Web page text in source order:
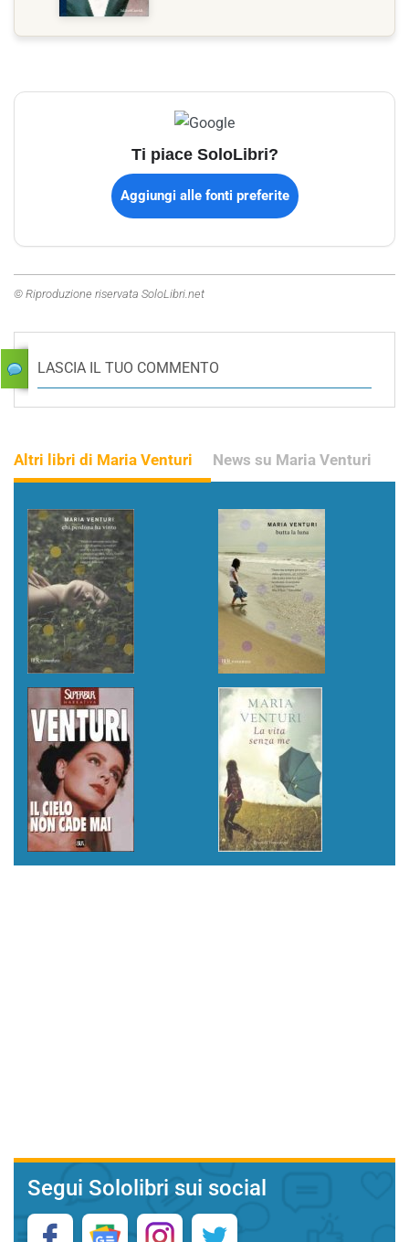
Ti piace SoloLibri?
Aggiungi alle fonti preferite
© Riproduzione riservata SoloLibri.net
LASCIA IL TUO COMMENTO
Altri libri di Maria Venturi News su Maria Venturi
Segui Sololibri sui social